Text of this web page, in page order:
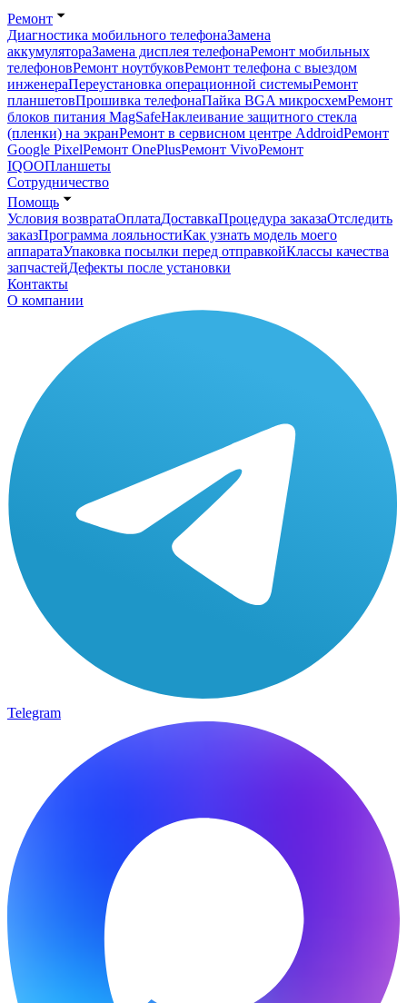
Ремонт
Диагностика мобильного телефонаЗамена
аккумулятораЗамена дисплея телефонаРемонт мобильных
телефоновРемонт ноутбуковРемонт телефона с выездом
инженераПереустановка операционной системыРемонт
планшетовПрошивка телефонаПайка BGA микросхемРемонт
блоков питания MagSafeНаклеивание защитного стекла
(пленки) на экранРемонт в сервисном центре AddroidРемонт
Google PixelРемонт OnePlusРемонт VivoРемонт
IQOOПланшеты
Сотрудничество
Помощь
Условия возвратаОплатаДоставкаПроцедура заказаОтследить
заказПрограмма лояльностиКак узнать модель моего
аппаратаУпаковка посылки перед отправкойКлассы качества
запчастейДефекты после установки
Контакты
О компании
Telegram